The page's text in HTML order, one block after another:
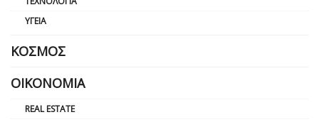
ΥΓΕΊΑ
ΚΌΣΜΟΣ
ΟΙΚΟΝΟΜΊΑ
REAL ESTATE